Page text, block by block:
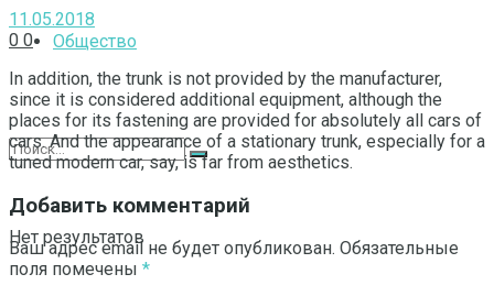
Общество
Нет результатов
11.05.2018
0 0
In addition, the trunk is not provided by the manufacturer,
since it is considered additional equipment, although the
places for its fastening are provided for absolutely all cars of
cars.And the appearance of a stationary trunk, especially for a
tuned modern car, say, is far from aesthetics.
Добавить комментарий
Ваш адрес email не будет опубликован. Обязательные
поля помечены *